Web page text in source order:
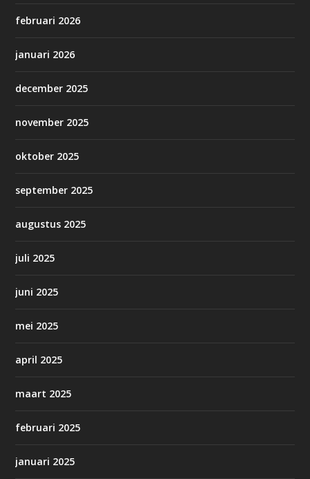
februari 2026
januari 2026
december 2025
november 2025
oktober 2025
september 2025
augustus 2025
juli 2025
juni 2025
mei 2025
april 2025
maart 2025
februari 2025
januari 2025